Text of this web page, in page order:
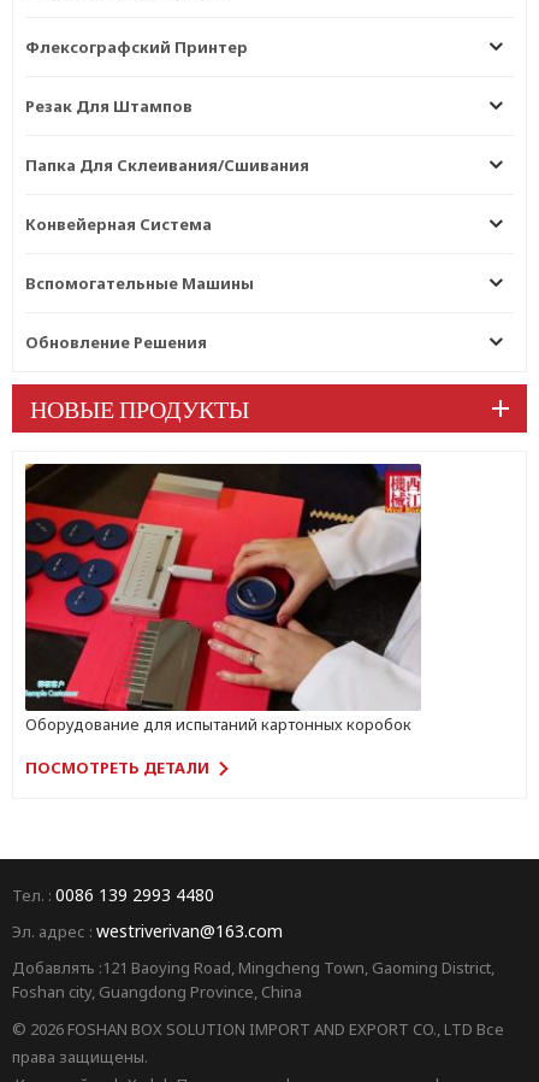
Флексографский Принтер
Резак Для Штампов
Папка Для Склеивания/сшивания
Конвейерная Система
Вспомогательные Машины
Обновление Решения
НОВЫЕ ПРОДУКТЫ
Оборудование для испытаний картонных коробок
ПОСМОТРЕТЬ ДЕТАЛИ
Тел. : 0086 139 2993 4480
Эл. адрес : westriverivan@163.com
Добавлять :121 Baoying Road, Mingcheng Town, Gaoming District,
Foshan city, Guangdong Province, China
© 2026 FOSHAN BOX SOLUTION IMPORT AND EXPORT CO., LTD Все
права защищены.